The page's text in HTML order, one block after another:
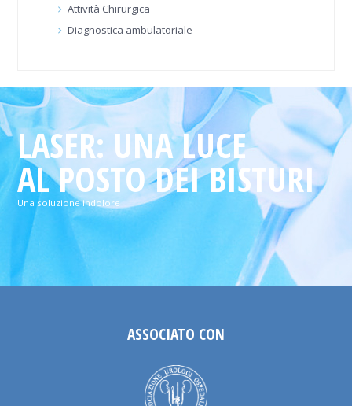
Attività Chirurgica
Diagnostica ambulatoriale
LASER: UNA LUCE
AL POSTO DEI BISTURI
Una soluzione indolore
ASSOCIATO CON